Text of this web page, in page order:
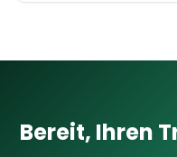
Bereit, Ihren